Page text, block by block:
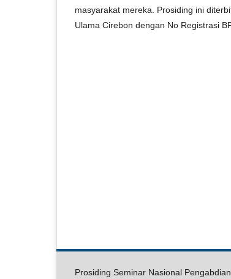
masyarakat mereka. Prosiding ini
Ulama Cirebon dengan No Registrasi
Prosiding Seminar Nasional